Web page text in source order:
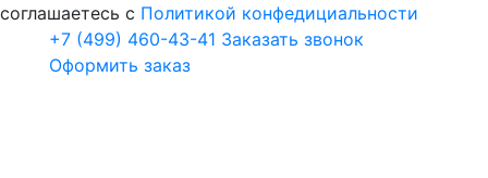
соглашаетесь с Политикой конфедициальности
+7 (499) 460-43-41 Заказать звонок
Оформить заказ